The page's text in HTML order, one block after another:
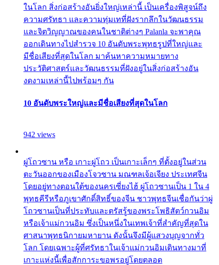
ในโลก สิ่งก่อสร้างอันยิ่งใหญ่เหล่านี้ เป็นเครื่องพิสูจน์ถึง
ความศรัทธา และความทุ่มเทที่ฝังรากลึกในวัฒนธรรม
และจิตวิญญาณของคนในชาติต่างๆ Palanla จะพาคุณ
ออกเดินทางไปสำรวจ 10 อันดับพระพุทธรูปที่ใหญ่และ
มีชื่อเสียงที่สุดในโลก มาค้นหาความหมายทาง
ประวัติศาสตร์และวัฒนธรรมที่ฝังอยู่ในสิ่งก่อสร้างอัน
งดงามเหล่านี้ไปพร้อมๆ กัน
10 อันดับพระใหญ่และมีชื่อเสียงที่สุดในโลก
942 views
ผู่โถวซาน หรือ เกาะผู่โถว เป็นเกาะเล็กๆ ที่ตั้งอยู่ในส่วน
ตะวันออกของเมืองโจวซาน มณฑลเจ้อเจียง ประเทศจีน
โดยอยู่ทางตอนใต้ของนครเซี่ยงไฮ้ ผู่โถวซานเป็น 1 ใน 4
พุทธคีรีหรือภูเขาศักดิ์สิทธิ์ของจีน ชาวพุทธจีนเชื่อกันว่าผู่
โถวซานเป็นที่ประทับและตรัสรู้ของพระโพธิสัตว์กวนอิม
หรือเจ้าแม่กวนอิม ซึ่งเป็นหนึ่งในเทพเจ้าที่สำคัญที่สุดใน
ศาสนาพุทธนิกายมหายาน ดังนั้นจึงมีผู้แสวงบุญจากทั่ว
โลก โดยเฉพาะผู้ที่ศรัทธาในเจ้าแม่กวนอิมเดินทางมาที่
เกาะแห่งนี้เพื่อสักการะขอพรอยู่โดยตลอด